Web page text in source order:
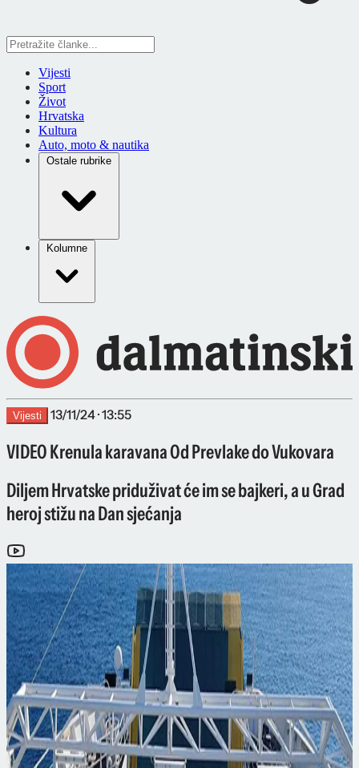
Vijesti
Sport
Život
Hrvatska
Kultura
Auto, moto & nautika
Ostale rubrike
Kolumne
Vijesti 13/11/24 · 13:55
VIDEO Krenula karavana Od Prevlake do Vukovara
Diljem Hrvatske priduživat će im se bajkeri, a u Grad
heroj stižu na Dan sjećanja